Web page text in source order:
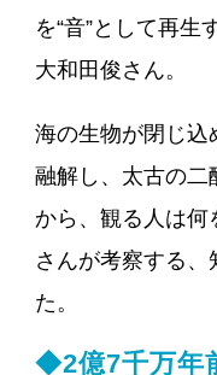
を“音”として再生
大和田俊さん。
海の生物が閉じ込
融解し、太古の二
から、観る人は何
さんが考察する
た。
◆2億7千万年